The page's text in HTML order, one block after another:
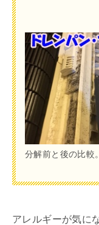
分解前と後の比較。
アレルギーが気に